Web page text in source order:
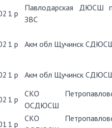
1 р
Павлодарская ДЮСШ
ЗВС
1 р Акм обл Щучинск
1 р Акм обл Щучинск
1 р
СКО
ОСДЮСШ
1 р
СКО